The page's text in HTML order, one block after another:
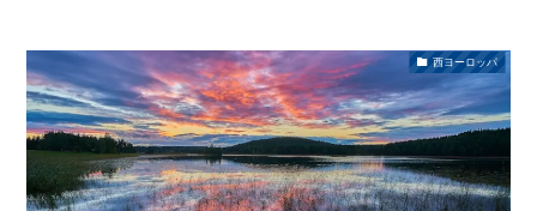
西ヨーロッパ